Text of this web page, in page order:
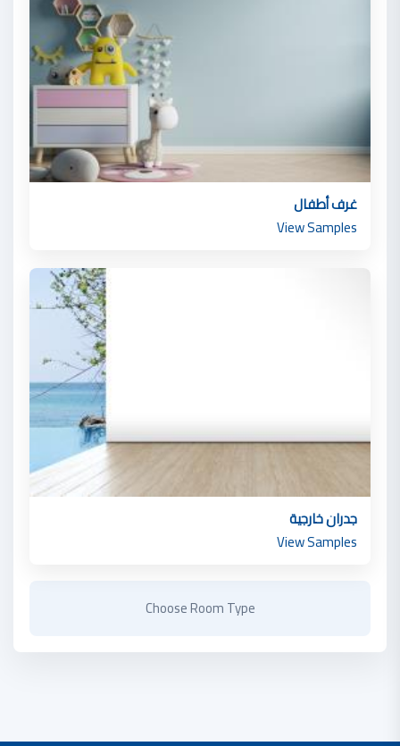
غرف أطفال
View Samples
جدران خارجية
View Samples
Choose Room Type